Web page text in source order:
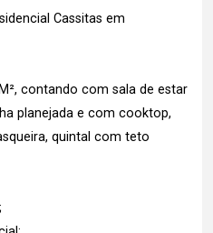
Cassitas em
contando com sala de estar
planejada e com cooktop,
quintal com teto